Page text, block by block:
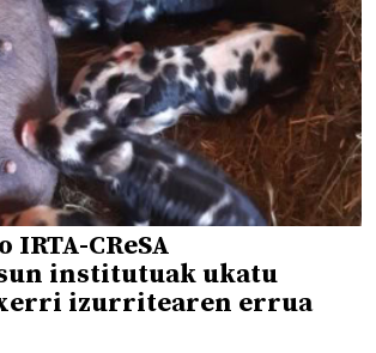
CReSA
institutuak ukatu
izurritearen errua